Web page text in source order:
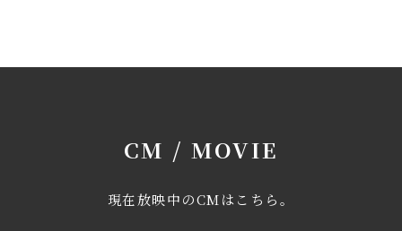
CM / MOVIE
現在放映中のCMはこちら。